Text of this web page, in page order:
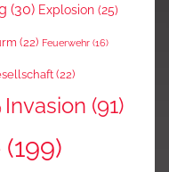
(30) Explosion (25)
(22) Feuerwehr (16)
(22)
Invasion (91)
(199)